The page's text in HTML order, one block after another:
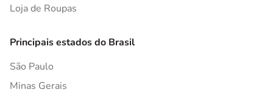
Loja de Roupas
Principais estados do Brasil
São Paulo
Minas Gerais